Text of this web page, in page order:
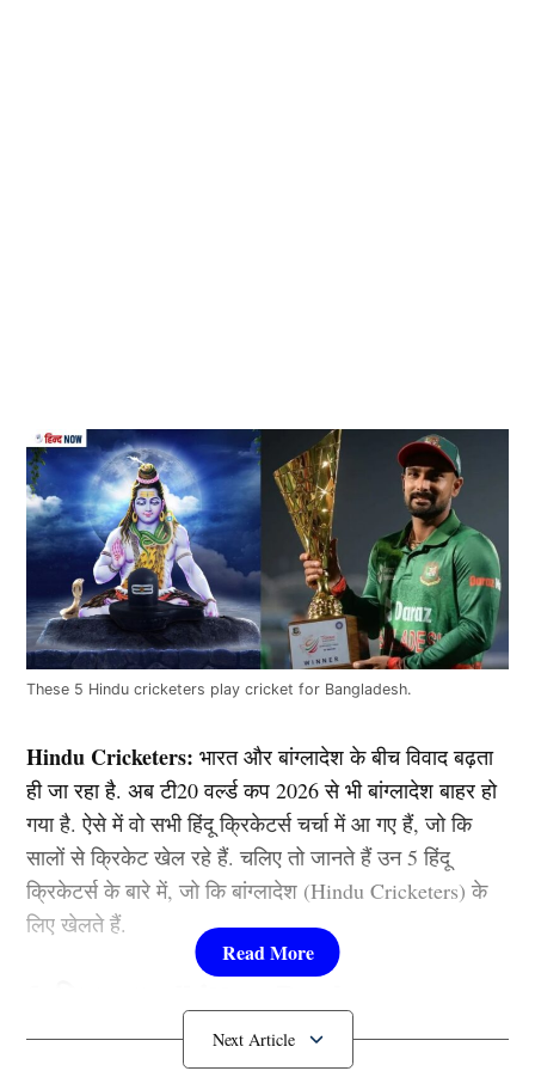
These 5 Hindu cricketers play cricket for Bangladesh.
Hindu Cricketers: भारत और बांग्लादेश के बीच विवाद बढ़ता
ही जा रहा है. अब टी20 वर्ल्ड कप 2026 से भी बांग्लादेश बाहर हो
गया है. ऐसे में वो सभी हिंदू क्रिकेटर्स चर्चा में आ गए हैं, जो कि
सालों से क्रिकेट खेल रहे हैं. चलिए तो जानते हैं उन 5 हिंदू
क्रिकेटर्स के बारे में, जो कि बांग्लादेश (Hindu Cricketers) के
लिए खेलते हैं.